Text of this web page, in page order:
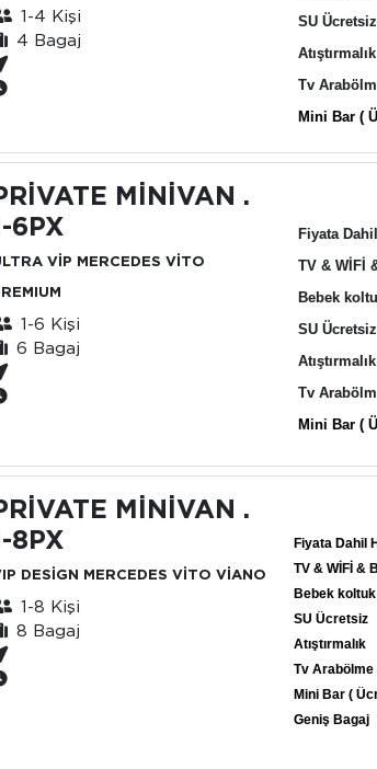
1-4 Kişi
4 Bagaj
SU Ücretsiz
Atıştırmalık
Tv
Mini Bar (
MİNİVAN .
6PX
VİP MERCEDES VİTO
1-6 Kişi
6 Bagaj
Fiyata
TV & WİFİ
Bebek
SU Ücretsiz
Atıştırmalık
Tv
Mini Bar (
MİNİVAN .
8PX
DESİGN MERCEDES VİTO VİANO
1-8 Kişi
8 Bagaj
Fiyata Dahil
TV & WİFİ &
Bebek koltuk
SU Ücretsiz
Atıştırmalık
Tv Arabölme
Mini Bar (
Geniş Bagaj